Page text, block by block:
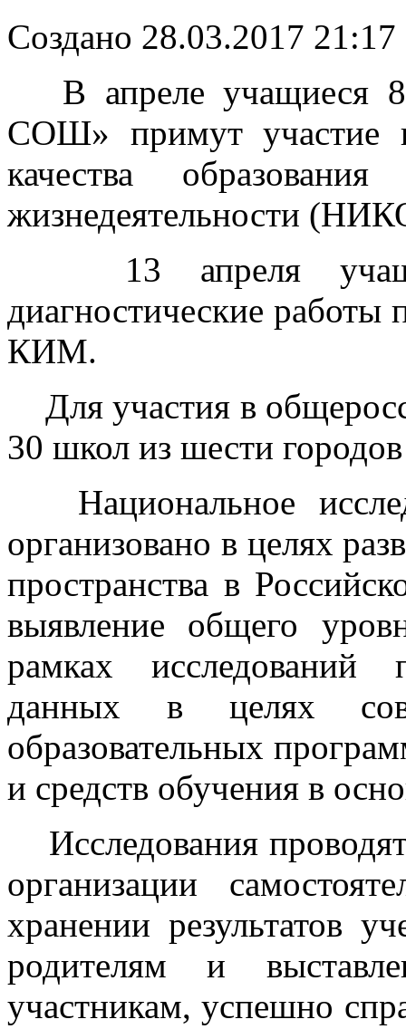
Создано 28.03.2017 21:17
В апреле учащиеся 8
СОШ» примут участие
качества
жизнедеятельности
13 апреля
диагностические
КИМ.
Для участия в
30 школ из шести
Национальное
организовано в целях
пространства в
выявление общего
рамках исследований
данных в целях
образовательных
и средств обучения в
Исследования
организации
хранении результатов
родителям и
участникам, успешно